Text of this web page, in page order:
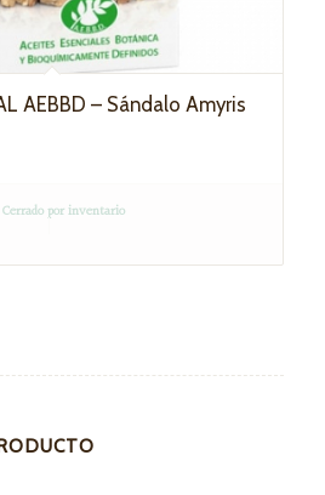
AEBBD – Sándalo Amyris
Cerrado por inventario